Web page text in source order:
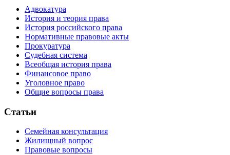
Адвокатура
История и теория права
История российского права
Нормативные правовые акты
Прокуратура
Судебная система
Всеобщая история права
Финансовое право
Уголовное право
Общие вопросы права
Статьи
Семейная консультация
Жилищный вопрос
Правовые вопросы